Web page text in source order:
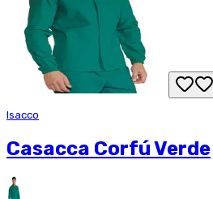
Isacco
Casacca Corfú Verde